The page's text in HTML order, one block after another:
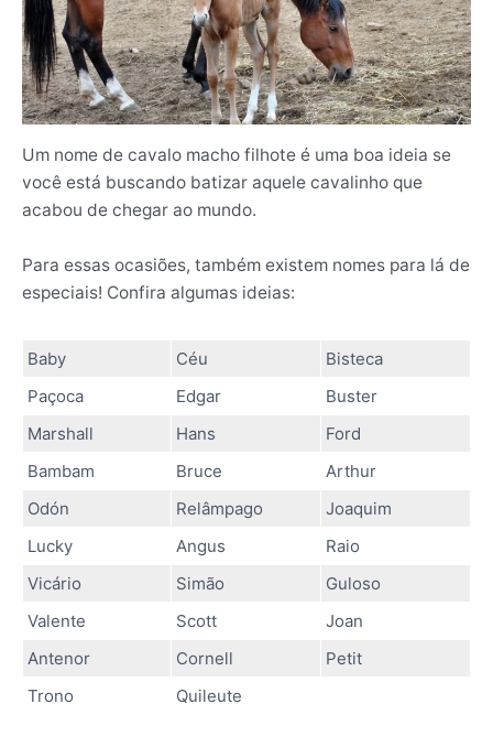
Um nome de cavalo macho filhote é uma boa ideia se
você está buscando batizar aquele cavalinho que
acabou de chegar ao mundo.
Para essas ocasiões, também existem nomes para lá de
especiais! Confira algumas ideias:
Baby Céu
Bisteca
Paçoca
Edgar
Buster
Marshall
Hans
Ford
Bambam
Bruce
Arthur
Odón
Relâmpago
Joaquim
Lucky
Angus
Raio
Vicário
Simão
Guloso
Valente
Scott
Joan
Antenor
Cornell
Petit
Trono
Quileute